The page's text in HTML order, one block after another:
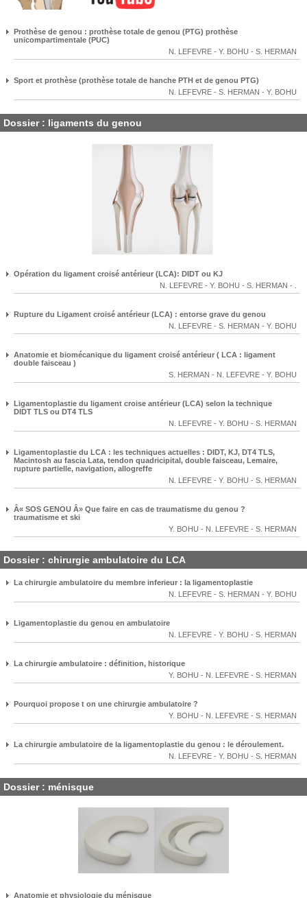
Prothèse de genou : prothèse totale de genou (PTG) prothèse
unicompartimentale (PUC)
N. LEFEVRE - Y. BOHU - S. HERMAN
Sport et prothèse (prothèse totale de hanche PTH et de genou PTG)
N. LEFEVRE - S. HERMAN - Y. BOHU
Dossier : ligaments du genou
Opération du ligament croisé antérieur (LCA): DIDT ou KJ
N. LEFEVRE - Y. BOHU - S. HERMAN -
Rupture du Ligament croisé antérieur (LCA) : entorse grave du genou
N. LEFEVRE - S. HERMAN - Y. BOHU
Anatomie et biomécanique du ligament croisé antérieur ( LCA : ligament
double faisceau )
S. HERMAN - N. LEFEVRE - Y. BOHU
Ligamentoplastie du ligament croise antérieur (LCA) selon la technique
DIDT TLS ou DT4 TLS
N. LEFEVRE - Y. BOHU - S. HERMAN
Ligamentoplastie du LCA : les techniques actuelles : DIDT, KJ, DT4 TLS,
Macintosh au fascia Lata, tendon quadricipital, double faisceau, Lemaire,
rupture partielle, navigation, allogreffe
N. LEFEVRE - Y. BOHU - S. HERMAN
Â« SOS GENOU Â» Que faire en cas de traumatisme du genou ?
traumatisme et ski
Y. BOHU - N. LEFEVRE - S. HERMAN
Dossier : chirurgie ambulatoire du LCA
La chirurgie ambulatoire du membre inferieur : la ligamentoplastie
N. LEFEVRE - S. HERMAN - Y. BOHU
Ligamentoplastie du genou en ambulatoire
N. LEFEVRE - Y. BOHU - S. HERMAN
La chirurgie ambulatoire : définition, historique
Y. BOHU - N. LEFEVRE - S. HERMAN
Pourquoi propose t on une chirurgie ambulatoire ?
Y. BOHU - N. LEFEVRE - S. HERMAN
La chirurgie ambulatoire de la ligamentoplastie du genou : le déroulement.
N. LEFEVRE - Y. BOHU - S. HERMAN
Dossier : ménisque
Anatomie et physiologie du ménisque